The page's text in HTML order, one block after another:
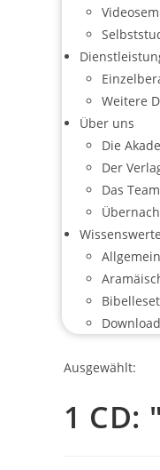
Weitere
Über uns
Die
Der
Das Team
Ausgewählt:
1 CD: